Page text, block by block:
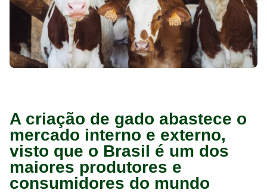
A criação de gado abastece o
mercado interno e externo,
visto que o Brasil é um dos
maiores produtores e
consumidores do mundo